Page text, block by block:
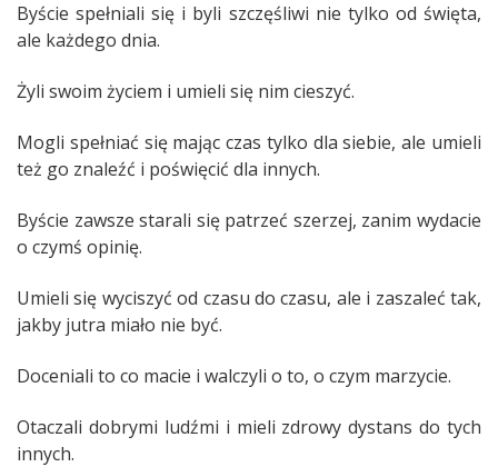
Byście spełniali się i byli szczęśliwi nie tylko od święta,
ale każdego dnia.
Żyli swoim życiem i umieli się nim cieszyć.
Mogli spełniać się mając czas tylko dla siebie, ale umieli
też go znaleźć i poświęcić dla innych.
Byście zawsze starali się patrzeć szerzej, zanim wydacie
o czymś opinię.
Umieli się wyciszyć od czasu do czasu, ale i zaszaleć tak,
jakby jutra miało nie być.
Doceniali to co macie i walczyli o to, o czym marzycie.
Otaczali dobrymi ludźmi i mieli zdrowy dystans do tych
innych.